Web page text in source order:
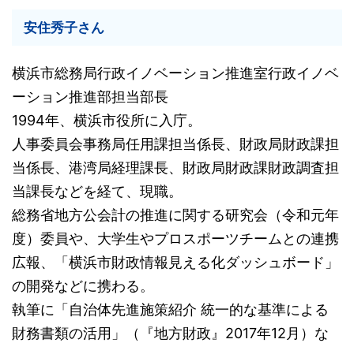
安住秀子さん
横浜市総務局行政イノベーション推進室行政イノベ
ーション推進部担当部長
1994年、横浜市役所に入庁。
人事委員会事務局任用課担当係長、財政局財政課担
当係長、港湾局経理課長、財政局財政課財政調査担
当課長などを経て、現職。
総務省地方公会計の推進に関する研究会（令和元年
度）委員や、大学生やプロスポーツチームとの連携
広報、「横浜市財政情報見える化ダッシュボード」
の開発などに携わる。
執筆に「自治体先進施策紹介 統一的な基準による
財務書類の活用」（『地方財政』2017年12月）な